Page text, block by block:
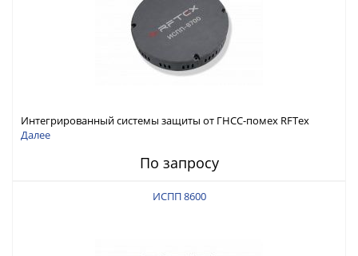
Интегрированный системы защиты от ГНСС-помех RFТех
ИСПП 8700
Далее
По запросу
ИСПП 8600